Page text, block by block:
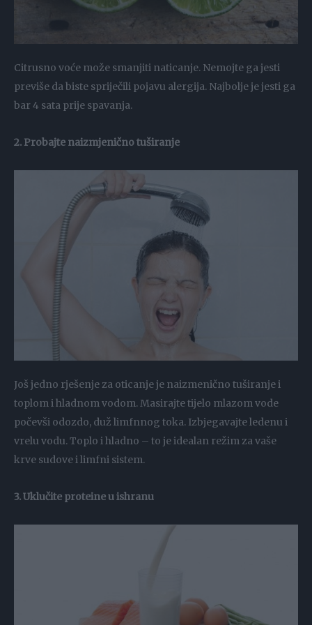
Citrusno voće može smanjiti naticanje. Nemojte ga jesti
previše da biste spriječili pojavu alergija. Najbolje je jesti ga
bar 4 sata prije spavanja.
2. Probajte naizmjenično tuširanje
Još jedno rješenje za oticanje je naizmenično tuširanje i
toplom i hladnom vodom. Masirajte tijelo mlazom vode
počevši odozdo, duž limfnnog toka. Izbjegavajte ledenu i
vrelu vodu. Toplo i hladno – to je idealan režim za vaše
krve sudove i limfni sistem.
3. Uklučite proteine u ishranu